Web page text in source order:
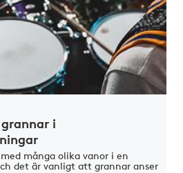
i
många olika vanor i en
det är vanligt att grannar anser